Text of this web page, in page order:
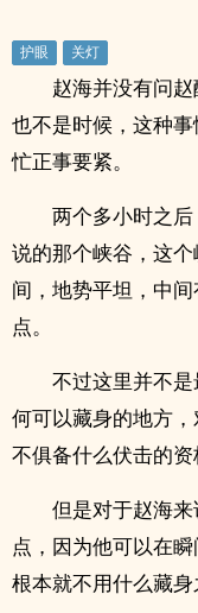
赵海并没有问
也不是时候，这种
忙正事要紧。
两个多小时之
说的那个峡谷，这
间，地势平坦，中
点。
不过这里并不
何可以藏身的地方
不俱备什么伏击的资
但是对于赵海
点，因为他可以在
根本就不用什么藏身